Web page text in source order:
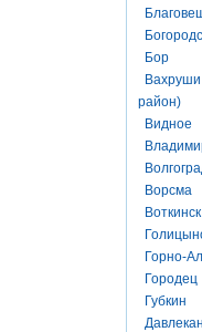
Бор
район)
Видное
Ворсма
Воткинск
Горно-
Городец
Губкин